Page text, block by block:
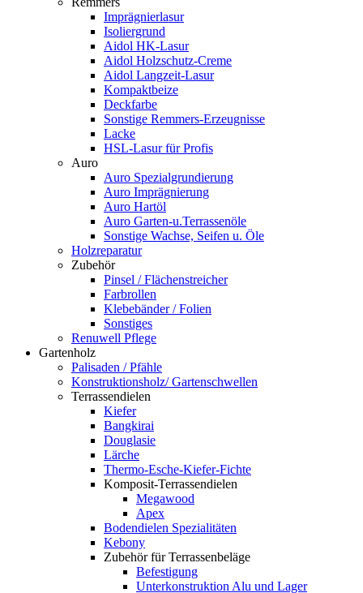
Imprägnierlasur
Isoliergrund
Aidol HK-Lasur
Aidol Holzschutz-Creme
Aidol Langzeit-Lasur
Kompaktbeize
Deckfarbe
Sonstige Remmers-Erzeugnisse
Lacke
HSL-Lasur für Profis
Auro
Auro Spezialgrundierung
Auro Imprägnierung
Auro Hartöl
Auro Garten-u.Terrassenöle
Sonstige Wachse, Seifen u. Öle
Holzreparatur
Zubehör
Pinsel / Flächenstreicher
Farbrollen
Klebebänder / Folien
Sonstiges
Renuwell Pflege
Gartenholz
Palisaden / Pfähle
Konstruktionsholz/ Gartenschwellen
Terrassendielen
Kiefer
Bangkirai
Douglasie
Lärche
Thermo-Esche-Kiefer-Fichte
Komposit-Terrassendielen
Megawood
Apex
Bodendielen Spezialitäten
Kebony
Zubehör für Terrassenbeläge
Befestigung
Unterkonstruktion Alu und Lager